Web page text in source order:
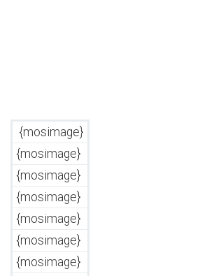
{mosimage}
{mosimage}
{mosimage}
{mosimage}
{mosimage}
{mosimage}
{mosimage}